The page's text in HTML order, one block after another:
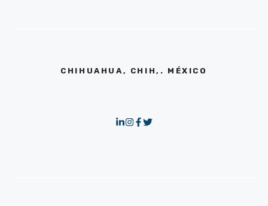
CHIHUAHUA, CHIH,. MÉXICO